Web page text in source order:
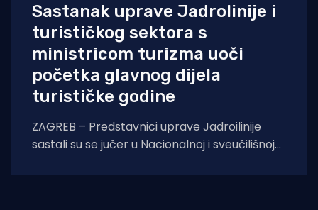
Sastanak uprave Jadrolinije i
turističkog sektora s
ministricom turizma uoči
početka glavnog dijela
turističke godine
ZAGREB – Predstavnici uprave Jadroilinije
sastali su se jučer u Nacionalnoj i sveučilišnoj